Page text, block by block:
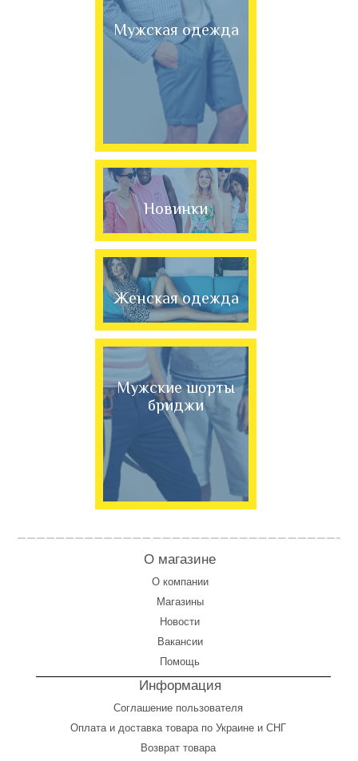
Мужская одежда
Новинки
Женская одежда
Мужские шорты
бриджи
О магазине
О компании
Магазины
Новости
Вакансии
Помощь
Информация
Соглашение пользователя
Оплатаи доставка товара по Украине и СНГ
Возврат товара